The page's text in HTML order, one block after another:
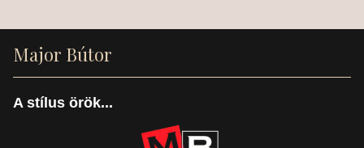
Major Bútor
A stílus örök...